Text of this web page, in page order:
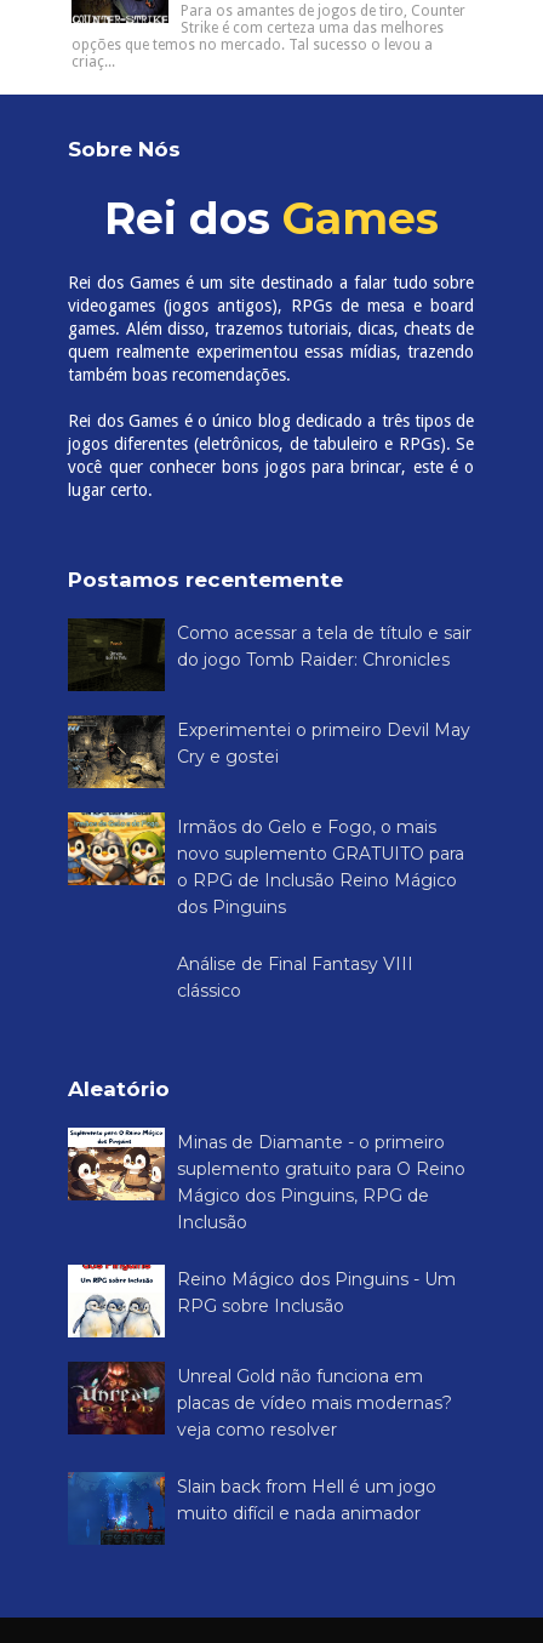
Para os amantes de jogos de tiro, Counter
Strike é com certeza uma das melhores
opções que temos no mercado. Tal sucesso o levou a
criaç...
Sobre Nós
Rei dos Games
Rei dos Games é um site destinado a falar tudo sobre
videogames (jogos antigos), RPGs de mesa e board
games. Além disso, trazemos tutoriais, dicas, cheats de
quem realmente experimentou essas mídias, trazendo
também boas recomendações.
Rei dos Games é o único blog dedicado a três tipos de
jogos diferentes (eletrônicos, de tabuleiro e RPGs). Se
você quer conhecer bons jogos para brincar, este é o
lugar certo.
Postamos recentemente
Como acessar a tela de título e sair
do jogo Tomb Raider: Chronicles
Experimentei o primeiro Devil May
Cry e gostei
Irmãos do Gelo e Fogo, o mais
novo suplemento GRATUITO para
o RPG de Inclusão Reino Mágico
dos Pinguins
Análise de Final Fantasy VIII
clássico
Aleatório
Minas de Diamante - o primeiro
suplemento gratuito para O Reino
Mágico dos Pinguins, RPG de
Inclusão
Reino Mágico dos Pinguins - Um
RPG sobre Inclusão
Unreal Gold não funciona em
placas de vídeo mais modernas?
veja como resolver
Slain back from Hell é um jogo
muito difícil e nada animador